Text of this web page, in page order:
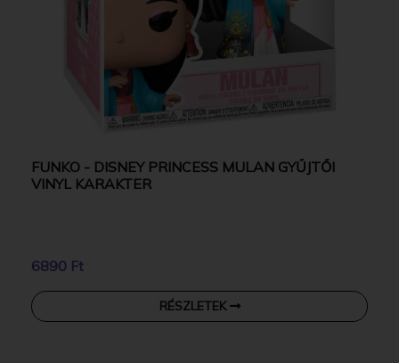
FUNKO - DISNEY PRINCESS MULAN GYŰJTŐI
VINYL KARAKTER
6890 Ft
RÉSZLETEK